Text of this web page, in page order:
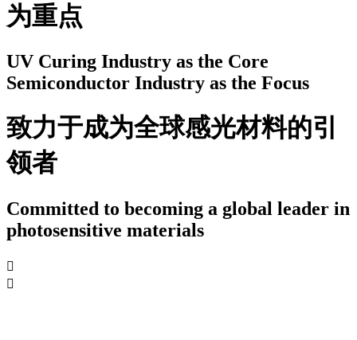
为重点
UV Curing Industry as the Core
Semiconductor Industry as the Focus
致力于成为全球感光材料的引
领者
Committed to becoming a global leader in
photosensitive materials

